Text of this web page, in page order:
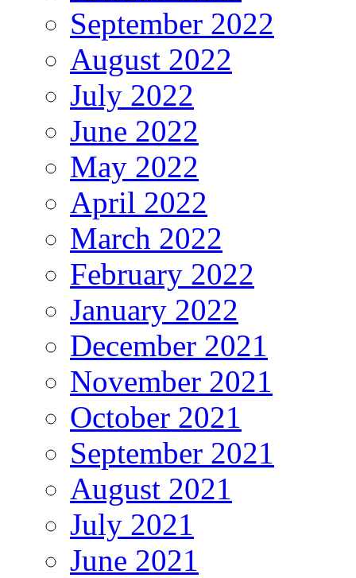
September 2022
August 2022
July 2022
June 2022
May 2022
April 2022
March 2022
February 2022
January 2022
December 2021
November 2021
October 2021
September 2021
August 2021
July 2021
June 2021